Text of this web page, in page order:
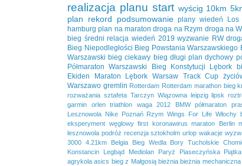
realizacja planu start wyścig 10km
plan
rekord podsumowanie plany wiedeń Los
hamburg plan na maraton droga na Rzym droga na
bieg średni relacja wiedeń 2019 wyzwanie RW
Bieg Niepodległości Bieg Powstania Warszawskiego
Warszawski bieg ciekawy bieg długi plan dychowy
Półmaraton Warszawski
Bieg Konstytucji Lębork
Ekiden
Maraton Lębork Warsaw Track Cup
Warszawo gremlin Rotterdam Rotterdam marathon bieg
rozważania sztafeta Tarczyn Wiązowna leipzig lipsk
garmin
orlen triathlon waga 2012 BMW półmaraton
Lesznowola Nike Poznań Rzym Wings For Life Włochy
eksperyment węglowy first koronawirus maraton Berlin
lesznowola podróż recenzja sztokholm urlop wakacje
3000 4.21km Belgia Bieg Wedla Bory Tucholskie
Konstancin
Legbąd Mediolan Paryż Piaseczyńska Piątka
agrykola asics bieg z Małgosią bieżnia bieżnia mechaniczna